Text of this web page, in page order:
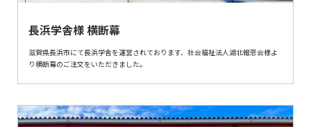
長浜学舎様 横断幕
滋賀県長浜市にて長浜学舎を運営されております、社会福祉法人湖北報恩会様よ
り横断幕のご注文をいただきました。